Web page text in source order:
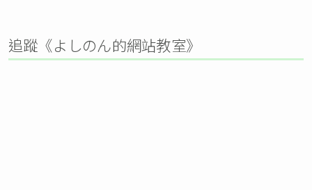
追蹤《よしのん的網站教室》